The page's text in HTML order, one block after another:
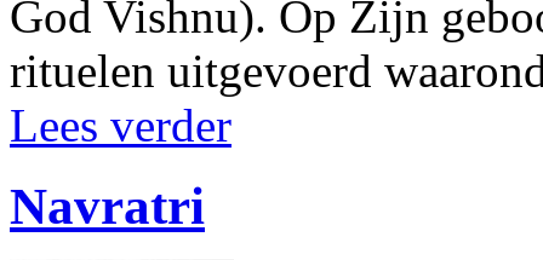
God Vishnu). Op Zijn
rituelen uitgevoerd
Lees verder
Navratri